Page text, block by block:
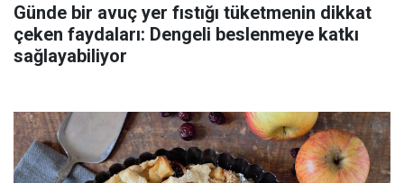
Günde bir avuç yer fıstığı tüketmenin dikkat
çeken faydaları: Dengeli beslenmeye katkı
sağlayabiliyor